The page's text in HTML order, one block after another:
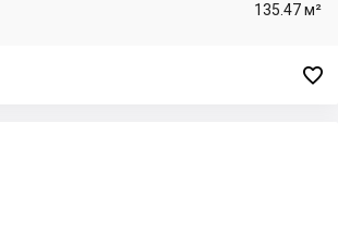
135.47 м²
